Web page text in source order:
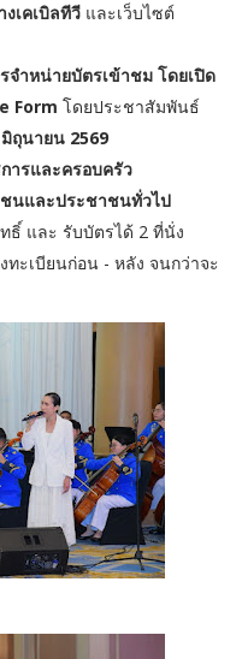
งเคเบิลทีวี และเว็บไซต์
จำหน่ายบัตรเข้าชม โดยเปิด
Form โดยประชาสัมพันธ์
ถุนายน 2569
ารและครอบครัว
นและประชาชนทั่วไป
ธิ์ และ รับบัตรได้ 2 ที่นั่ง
ะเบียนก่อน - หลัง จนกว่าจะ